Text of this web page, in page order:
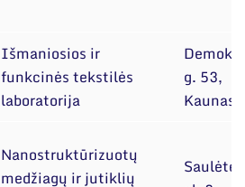
Išmaniosios ir
funkcinės tekstilės
laboratorija
g. 53,
Kaunas
Nanostruktūrizuotų
medžiagų ir jutiklių